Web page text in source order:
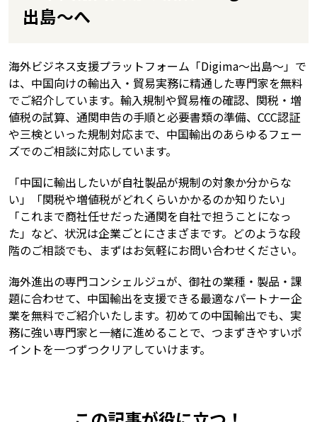
出島〜へ
海外ビジネス支援プラットフォーム「Digima〜出島〜」で
は、中国向けの輸出入・貿易実務に精通した専門家を無料
でご紹介しています。輸入規制や貿易権の確認、関税・増
値税の試算、通関申告の手順と必要書類の準備、CCC認証
や三検といった規制対応まで、中国輸出のあらゆるフェー
ズでのご相談に対応しています。
「中国に輸出したいが自社製品が規制の対象か分からな
い」「関税や増値税がどれくらいかかるのか知りたい」
「これまで商社任せだった通関を自社で担うことになっ
た」など、状況は企業ごとにさまざまです。どのような段
階のご相談でも、まずはお気軽にお問い合わせください。
海外進出の専門コンシェルジュが、御社の業種・製品・課
題に合わせて、中国輸出を支援できる最適なパートナー企
業を無料でご紹介いたします。初めての中国輸出でも、実
務に強い専門家と一緒に進めることで、つまずきやすいポ
イントを一つずつクリアしていけます。